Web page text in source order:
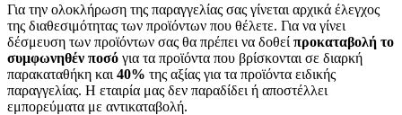
Για την ολοκλήρωση της παραγγελίας σας γίνεται αρχικά έλεγχος
της διαθεσιμότητας των προϊόντων που θέλετε. Για να γίνει
δέσμευση των προϊόντων σας θα πρέπει να δοθεί προκαταβολή το
συμφωνηθέν ποσό για τα προϊόντα που βρίσκονται σε διαρκή
παρακαταθήκη και 40% της αξίας για τα προϊόντα ειδικής
παραγγελίας. Η εταιρία μας δεν παραδίδει ή αποστέλλει
εμπορεύματα με αντικαταβολή.